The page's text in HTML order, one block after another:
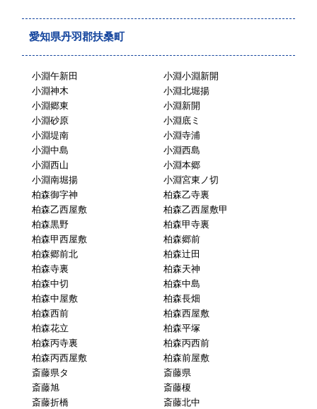
愛知県丹羽郡扶桑町
小淵午新田
小淵小淵新開
小淵神木
小淵北堀揚
小淵郷東
小淵新開
小淵砂原
小淵底ミ
小淵堤南
小淵寺浦
小淵中島
小淵西島
小淵西山
小淵本郷
小淵南堀揚
小淵宮東ノ切
柏森御字神
柏森乙寺裏
柏森乙西屋敷
柏森乙西屋敷甲
柏森黒野
柏森甲寺裏
柏森甲西屋敷
柏森郷前
柏森郷前北
柏森辻田
柏森寺裏
柏森天神
柏森中切
柏森中島
柏森中屋敷
柏森長畑
柏森西前
柏森西屋敷
柏森花立
柏森平塚
柏森丙寺裏
柏森丙西前
柏森丙西屋敷
柏森前屋敷
斎藤県タ
斎藤県
斎藤旭
斎藤榎
斎藤折橋
斎藤北中